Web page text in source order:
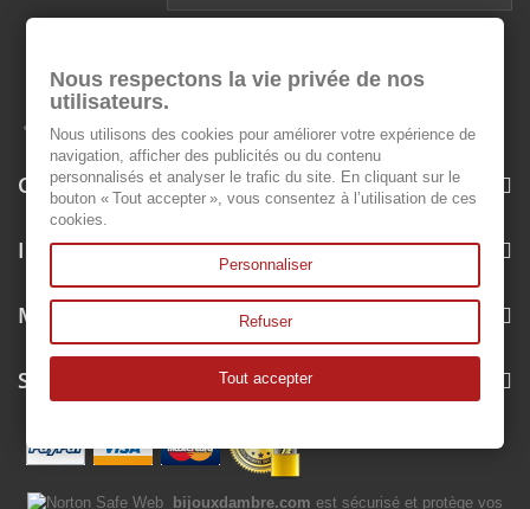
Categories
Information
My account
Store Information
bijouxdambre.com est sécurisé et protège vos
Nous respectons la vie privée de nos
utilisateurs.
Nous utilisons des cookies pour améliorer votre expérience de
navigation, afficher des publicités ou du contenu
personnalisés et analyser le trafic du site. En cliquant sur le
bouton « Tout accepter », vous consentez à l’utilisation de ces
cookies.
Personnaliser
Refuser
Tout accepter